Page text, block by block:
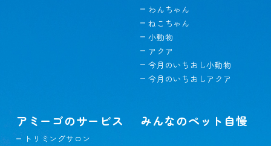
わんちゃん
ねこちゃん
小動物
アクア
今月のいちおし小動物
今月のいちおしアクア
アミーゴのサービス
トリミングサロン
みんなのペット自慢